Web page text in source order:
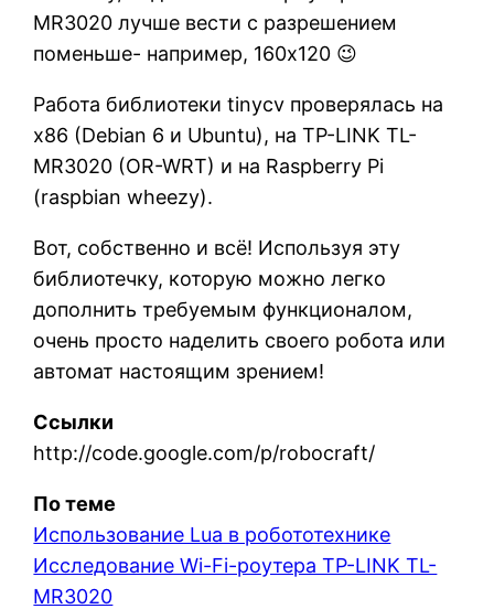
MR3020 лучше вести с разрешением
поменьше- например, 160x120 😉
Работа библиотеки tinycv проверялась на
x86 (Debian 6 и Ubuntu), на TP-LINK TL-
MR3020 (OR-WRT) и на Raspberry Pi
(raspbian wheezy).
Вот, собственно и всё! Используя эту
библиотечку, которую можно легко
дополнить требуемым функционалом,
очень просто наделить своего робота или
автомат настоящим зрением!
Ссылки
http://code.google.com/p/robocraft/
По теме
Использование Lua в робототехнике
Исследование Wi-Fi-роутера TP-LINK TL-
MR3020